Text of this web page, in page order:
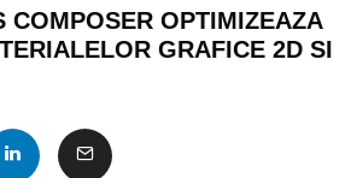
COMPOSER OPTIMIZEAZA
GRAFICE 2D SI